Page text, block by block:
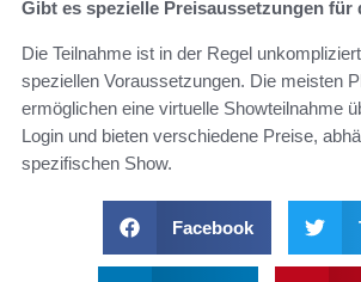
Gibt es spezielle Preisaussetzungen für
Die Teilnahme ist in der Regel
speziellen Voraussetzungen. Die meisten
ermöglichen eine virtuelle Showteilnahme
Login und bieten verschiedene Preise,
spezifischen Show.
Facebook